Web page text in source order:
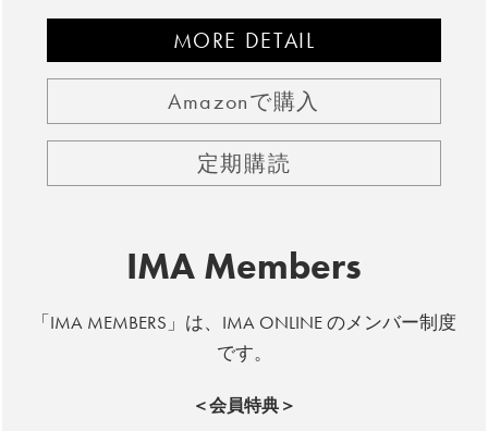
MORE DETAIL
Amazonで購入
定期購読
IMA Members
「IMA MEMBERS」は、IMA ONLINE のメンバー制度
です。
＜会員特典＞